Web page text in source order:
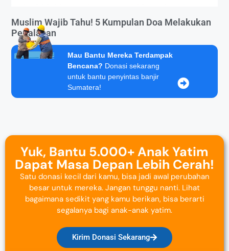
Muslim Wajib Tahu! 5 Kumpulan Doa Melakukan
Perjalanan
Mau Bantu Mereka Terdampak
Bencana? Donasi sekarang
untuk bantu penyintas banjir
Sumatera!
Yuk, Bantu 5.000+ Anak Yatim
Dapat Masa Depan Lebih Cerah!
Satu donasi kecil dari kamu, bisa jadi awal perubahan
besar untuk mereka. Jangan tunggu nanti. Lihat
bagaimana sedikit yang kamu berikan, bisa berarti
segalanya bagi anak-anak yatim.
Kirim Donasi Sekarang